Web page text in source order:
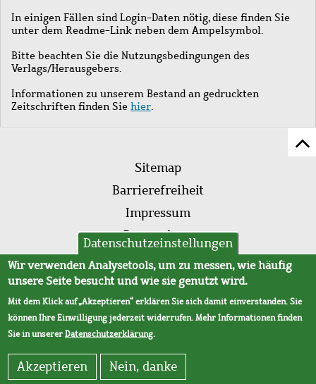
In einigen Fällen sind Login-Daten nötig, diese finden Sie
unter dem Readme-Link neben dem Ampelsymbol.
Bitte beachten Sie die Nutzungsbedingungen des
Verlags/Herausgebers.
Informationen zu unserem Bestand an gedruckten
Zeitschriften finden Sie hier.
Fußleistenmenü
Sitemap
Barrierefreiheit
Impressum
Datenschutz
AVB
Datenschutzeinstellungen
Wir verwenden Analysetools, um zu messen, wie häufig
unsere Seite besucht und wie sie genutzt wird.
Mit dem Klick auf „Akzeptieren“ erklären Sie sich damit einverstanden. Sie
können Ihre Einwilligung jederzeit widerrufen. Mehr Informationen finden
Sie in unsererDatenschutzerklärung.
Akzeptieren Nein, danke